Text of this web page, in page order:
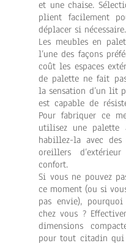
et une chaise.
plient facilement
déplacer si nécessaire.
Les meubles en
l’une des façons
coût les espaces
de palette ne fait
la sensation d’un lit
est capable de
Pour fabriquer ce
utilisez une palette
habillez-la avec
oreillers
confort.
Si vous ne pouvez
ce moment (ou si
pas envie),
chez vous ?
dimensions
pour tout citadin qui